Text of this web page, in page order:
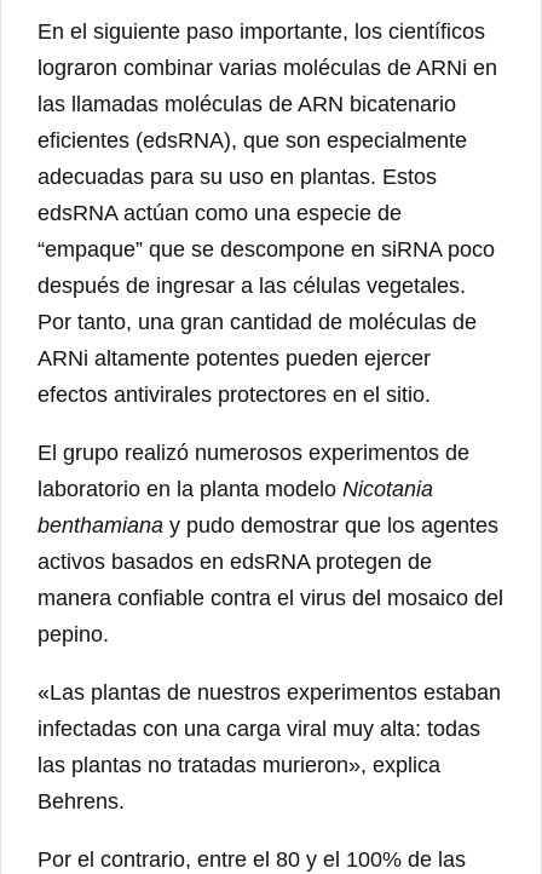
En el siguiente paso importante, los científicos
lograron combinar varias moléculas de ARNi en
las llamadas moléculas de ARN bicatenario
eficientes (edsRNA), que son especialmente
adecuadas para su uso en plantas. Estos
edsRNA actúan como una especie de
“empaque” que se descompone en siRNA poco
después de ingresar a las células vegetales.
Por tanto, una gran cantidad de moléculas de
ARNi altamente potentes pueden ejercer
efectos antivirales protectores en el sitio.
El grupo realizó numerosos experimentos de
laboratorio en la planta modelo Nicotania
benthamiana y pudo demostrar que los agentes
activos basados ​​en edsRNA protegen de
manera confiable contra el virus del mosaico del
pepino.
«Las plantas de nuestros experimentos estaban
infectadas con una carga viral muy alta: todas
las plantas no tratadas murieron», explica
Behrens.
Por el contrario, entre el 80 y el 100% de las